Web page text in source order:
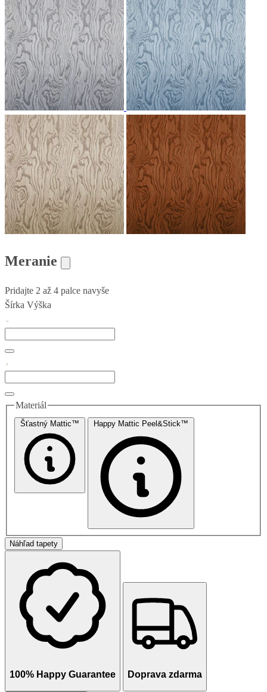
Meranie
Pridajte 2 až 4 palce navyše
Šírka Výška
Materiál
Šťastný Mattic™ Happy Mattic Peel&Stick™
Náhľad tapety
100% Happy Guarantee Doprava zdarma